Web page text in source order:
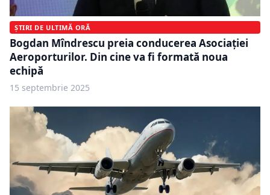
ȘTIRI DE ULTIMĂ ORĂ
Bogdan Mîndrescu preia conducerea Asociației
Aeroporturilor. Din cine va fi formată noua
echipă
15 septembrie 2025